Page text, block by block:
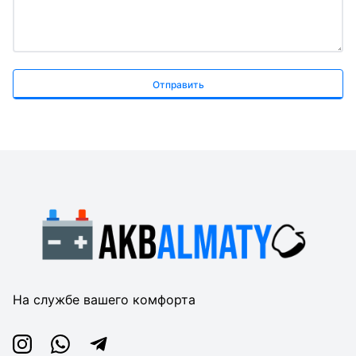
Отправить
На службе вашего комфорта
InstagramWhatsappTelegram